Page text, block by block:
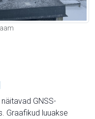
GNSS-
Graafikud luuakse